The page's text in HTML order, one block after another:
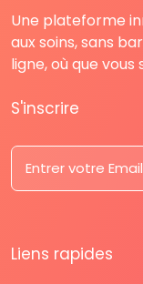
Une plateforme
aux soins, sans
ligne, où que vous
S'inscrire
Liens rapides